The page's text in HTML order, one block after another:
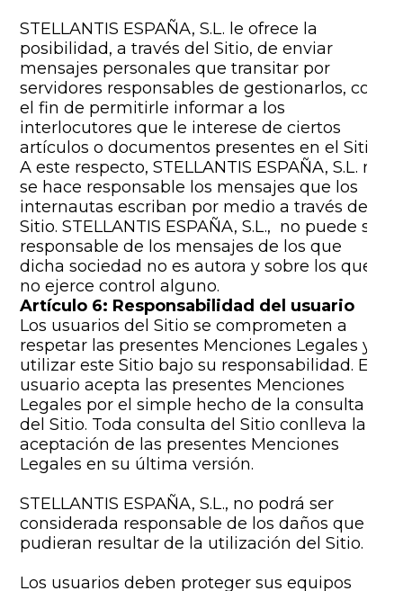
STELLANTIS ESPAÑA, S.L. le ofrece la
posibilidad, a través del Sitio, de enviar
mensajes personales que transitar por
servidores responsables de gestionarlos, con
el fin de permitirle informar a los
interlocutores que le interese de ciertos
artículos o documentos presentes en el Sitio.
A este respecto, STELLANTIS ESPAÑA, S.L. no
se hace responsable los mensajes que los
internautas escriban por medio a través del
Sitio. STELLANTIS ESPAÑA, S.L., no puede ser
responsable de los mensajes de los que
dicha sociedad no es autora y sobre los que
no ejerce control alguno.
Artículo 6: Responsabilidad del usuario
Los usuarios del Sitio se comprometen a
respetar las presentes Menciones Legales y a
utilizar este Sitio bajo su responsabilidad. El
usuario acepta las presentes Menciones
Legales por el simple hecho de la consulta
del Sitio. Toda consulta del Sitio conlleva la
aceptación de las presentes Menciones
Legales en su última versión.
STELLANTIS ESPAÑA, S.L., no podrá ser
considerada responsable de los daños que
pudieran resultar de la utilización del Sitio.
Los usuarios deben proteger sus equipos